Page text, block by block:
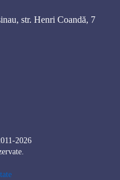
str. Henri Coandă, 7
2026